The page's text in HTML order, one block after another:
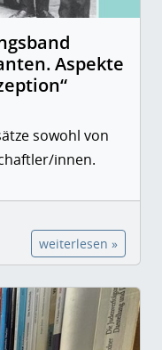
Aspekte
sowohl von
innen.
weiterlesen »